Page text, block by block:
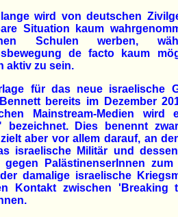
wird von deutschen
Situation kaum
Schulen werben,
de facto kaum
aktiv zu sein.
für das neue israelische
bereits im Dezember
Mainstream-Medien wird
bezeichnet. Dies benennt
aber vor allem darauf, an
israelische Militär und
gegen PalästinenserInnen
damalige israelische
Kontakt zwischen 'Breaking